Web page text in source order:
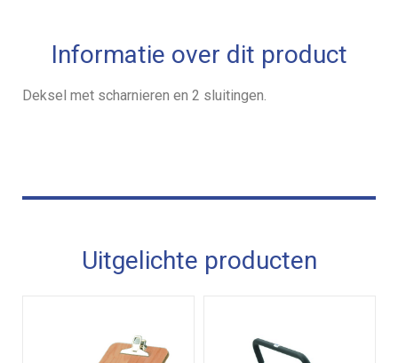
Informatie over dit product
Deksel met scharnieren en 2 sluitingen.
Uitgelichte producten